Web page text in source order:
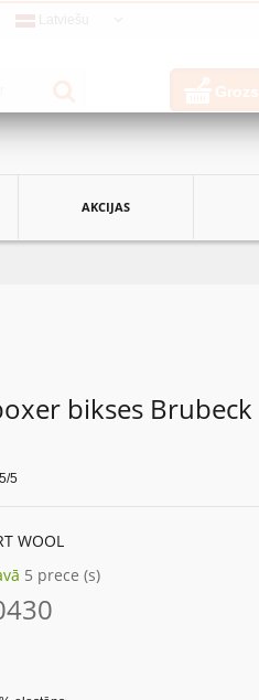
Grozs
AKCIJAS
bikses Brubeck
5
WOOL
5 prece (s)